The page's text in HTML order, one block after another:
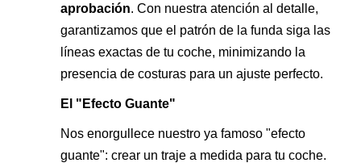
aprobación. Con nuestra atención al detalle,
garantizamos que el patrón de la funda siga las
líneas exactas de tu coche, minimizando la
presencia de costuras para un ajuste perfecto.
El "Efecto Guante"
Nos enorgullece nuestro ya famoso "efecto
guante": crear un traje a medida para tu coche.